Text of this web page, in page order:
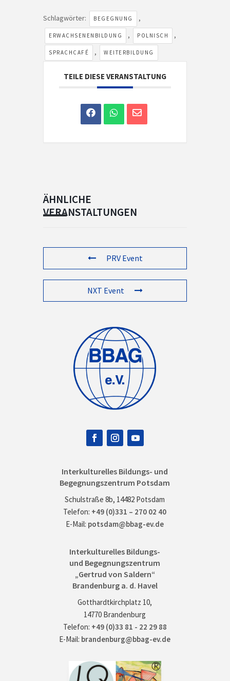
Schlagwörter: BEGEGNUNG ,
ERWACHSENENBILDUNG , POLNISCH ,
SPRACHCAFÉ , WEITERBILDUNG
TEILE DIESE VERANSTALTUNG
ÄHNLICHE
VERANSTALTUNGEN
PRV Event
NXT Event
Interkulturelles Bildungs- und
Begegnungszentrum Potsdam
Schulstraße 8b, 14482 Potsdam
Telefon: +49 (0)331 – 270 02 40
E-Mail: potsdam@bbag-ev.de
Interkulturelles Bildungs-
und Begegnungszentrum
„Gertrud von Saldern“
Brandenburg a. d. Havel
Gotthardtkirchplatz 10,
14770 Brandenburg
Telefon: +49 (0)33 81 - 22 29 88
E-Mail: brandenburg@bbag-ev.de